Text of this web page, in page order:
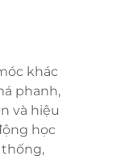
khác
phanh,
và hiệu
học